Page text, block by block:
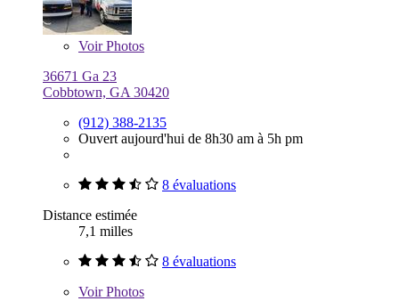
VoirPhotos
36671 Ga 23
Cobbtown, GA 30420
(912) 388-2135
Ouvert aujourd'hui de 8h30 am à 5h pm
8 évaluations
Distance estimée
7,1 milles
8 évaluations
VoirPhotos